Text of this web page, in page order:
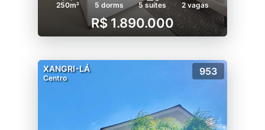
250m² 5 dorms 5 suítes 2 vagas
R$ 1.890.000
XANGRI-LÁ
Centro
953